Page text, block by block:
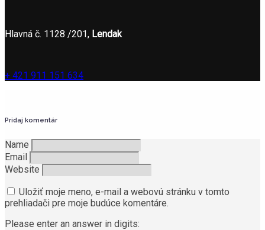
Hlavná č. 1128 /201, Lendak
+ 421 911 151 634
Pridaj komentár
Name
Email
Website
Uložiť moje meno, e-mail a webovú stránku v tomto
prehliadači pre moje budúce komentáre.
Please enter an answer in digits: